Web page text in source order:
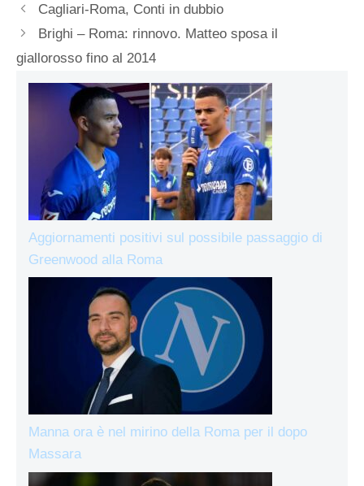
Cagliari-Roma, Conti in dubbio
Brighi – Roma: rinnovo. Matteo sposa il
giallorosso fino al 2014
Aggiornamenti positivi sul possibile passaggio di
Greenwood alla Roma
Manna ora è nel mirino della Roma per il dopo
Massara